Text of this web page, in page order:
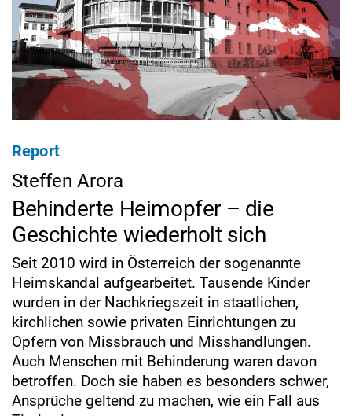
Report
Steffen Arora
Behinderte Heimopfer – die
Geschichte wiederholt sich
Seit 2010 wird in Österreich der sogenannte
Heimskandal aufgearbeitet. Tausende Kinder
wurden in der Nachkriegszeit in staatlichen,
kirchlichen sowie privaten Einrichtungen zu
Opfern von Missbrauch und Misshandlungen.
Auch Menschen mit Behinderung waren davon
betroffen. Doch sie haben es besonders schwer,
Ansprüche geltend zu machen, wie ein Fall aus